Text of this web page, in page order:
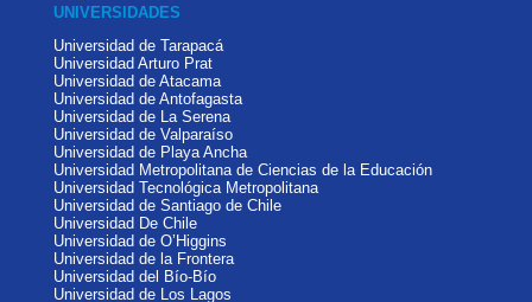
UNIVERSIDADES
Universidad de Tarapacá
Universidad Arturo Prat
Universidad de Atacama
Universidad de Antofagasta
Universidad de La Serena
Universidad de Valparaíso
Universidad de Playa Ancha
Universidad Metropolitana de Ciencias de la Educación
Universidad Tecnológica Metropolitana
Universidad de Santiago de Chile
Universidad De Chile
Universidad de O’Higgins
Universidad de la Frontera
Universidad del Bío-Bío
Universidad de Los Lagos